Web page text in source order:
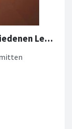
Corason Spruchkarten zu verschiedenen Lebenssituationen